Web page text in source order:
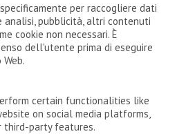
per raccogliere dati
pubblicità, altri contenuti
cookie non necessari. È
dell'utente prima di eseguire
certain functionalities like
on social media platforms,
third-party features.